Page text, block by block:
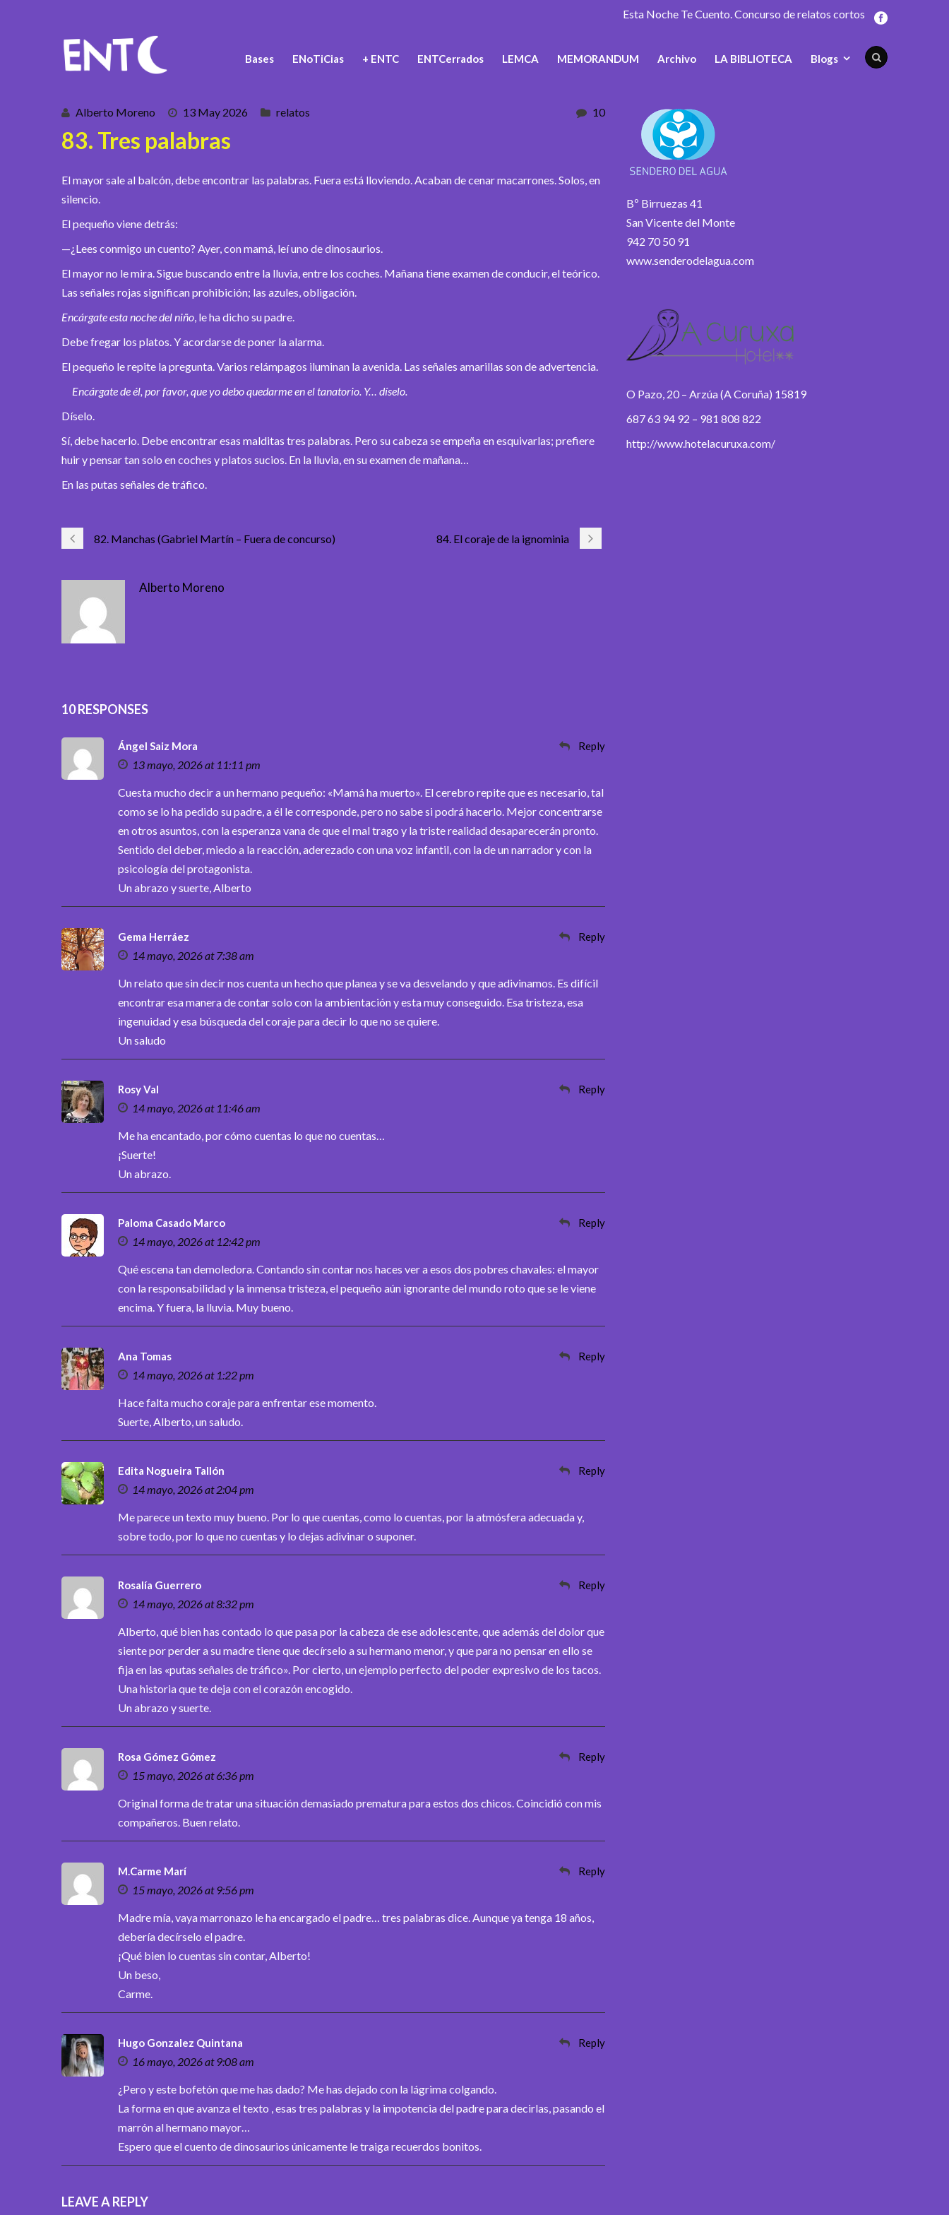
Esta Noche Te Cuento. Concurso de relatos cortos
Bases ENoTiCias + ENTC ENTCerrados LEMCA MEMORANDUM Archivo LA BIBLIOTECA Blogs
Alberto Moreno 13 May 2026 relatos 10
83. Tres palabras
El mayor sale al balcón, debe encontrar las palabras. Fuera está lloviendo. Acaban de cenar macarrones. Solos, en
silencio.
El pequeño viene detrás:
—¿Lees conmigo un cuento? Ayer, con mamá, leí uno de dinosaurios.
El mayor no le mira. Sigue buscando entre la lluvia, entre los coches. Mañana tiene examen de conducir, el teórico.
Las señales rojas significan prohibición; las azules, obligación.
Encárgate esta noche del niño, le ha dicho su padre.
Debe fregar los platos. Y acordarse de poner la alarma.
El pequeño le repite la pregunta. Varios relámpagos iluminan la avenida. Las señales amarillas son de advertencia.
Encárgate de él, por favor, que yo debo quedarme en el tanatorio. Y… díselo.
Díselo.
Sí, debe hacerlo. Debe encontrar esas malditas tres palabras. Pero su cabeza se empeña en esquivarlas; prefiere
huir y pensar tan solo en coches y platos sucios. En la lluvia, en su examen de mañana…
En las putas señales de tráfico.
82. Manchas (Gabriel Martín – Fuera de concurso) 84. El coraje de la ignominia
Alberto Moreno
10 RESPONSES
Ángel Saiz Mora
13 mayo, 2026 at 11:11 pm
Reply
Cuesta mucho decir a un hermano pequeño: «Mamá ha muerto». El cerebro repite que es necesario, tal
como se lo ha pedido su padre, a él le corresponde, pero no sabe si podrá hacerlo. Mejor concentrarse
en otros asuntos, con la esperanza vana de que el mal trago y la triste realidad desaparecerán pronto.
Sentido del deber, miedo a la reacción, aderezado con una voz infantil, con la de un narrador y con la
psicología del protagonista.
Un abrazo y suerte, Alberto
Gema Herráez
14 mayo, 2026 at 7:38 am
Reply
Un relato que sin decir nos cuenta un hecho que planea y se va desvelando y que adivinamos. Es difícil
encontrar esa manera de contar solo con la ambientación y esta muy conseguido. Esa tristeza, esa
ingenuidad y esa búsqueda del coraje para decir lo que no se quiere.
Un saludo
Rosy Val
14 mayo, 2026 at 11:46 am
Reply
Me ha encantado, por cómo cuentas lo que no cuentas…
¡Suerte!
Un abrazo.
Paloma Casado Marco
14 mayo, 2026 at 12:42 pm
Reply
Qué escena tan demoledora. Contando sin contar nos haces ver a esos dos pobres chavales: el mayor
con la responsabilidad y la inmensa tristeza, el pequeño aún ignorante del mundo roto que se le viene
encima. Y fuera, la lluvia. Muy bueno.
Ana Tomas
14 mayo, 2026 at 1:22 pm
Reply
Hace falta mucho coraje para enfrentar ese momento.
Suerte, Alberto, un saludo.
Edita Nogueira Tallón
14 mayo, 2026 at 2:04 pm
Reply
Me parece un texto muy bueno. Por lo que cuentas, como lo cuentas, por la atmósfera adecuada y,
sobre todo, por lo que no cuentas y lo dejas adivinar o suponer.
Rosalía Guerrero
14 mayo, 2026 at 8:32 pm
Reply
Alberto, qué bien has contado lo que pasa por la cabeza de ese adolescente, que además del dolor que
siente por perder a su madre tiene que decírselo a su hermano menor, y que para no pensar en ello se
fija en las «putas señales de tráfico». Por cierto, un ejemplo perfecto del poder expresivo de los tacos.
Una historia que te deja con el corazón encogido.
Un abrazo y suerte.
Rosa Gómez Gómez
15 mayo, 2026 at 6:36 pm
Reply
Original forma de tratar una situación demasiado prematura para estos dos chicos. Coincidió con mis
compañeros. Buen relato.
M.Carme Marí
15 mayo, 2026 at 9:56 pm
Reply
Madre mía, vaya marronazo le ha encargado el padre… tres palabras dice. Aunque ya tenga 18 años,
debería decírselo el padre.
¡Qué bien lo cuentas sin contar, Alberto!
Un beso,
Carme.
Hugo Gonzalez Quintana
16 mayo, 2026 at 9:08 am
Reply
¿Pero y este bofetón que me has dado? Me has dejado con la lágrima colgando.
La forma en que avanza el texto , esas tres palabras y la impotencia del padre para decirlas, pasando el
marrón al hermano mayor…
Espero que el cuento de dinosaurios únicamente le traiga recuerdos bonitos.
LEAVE A REPLY
Bº Birruezas 41
San Vicente del Monte
942 70 50 91
www.senderodelagua.com
O Pazo, 20 – Arzúa (A Coruña) 15819
687 63 94 92 – 981 808 822
http://www.hotelacuruxa.com/